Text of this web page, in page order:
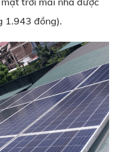
1.943 đồng).